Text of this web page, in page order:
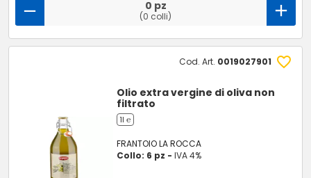
0 pz
(0 colli)
Cod. Art. 0019027901
Olio extra vergine di oliva non
filtrato
1l ℮
FRANTOIO LA ROCCA
Collo: 6 pz -IVA 4%